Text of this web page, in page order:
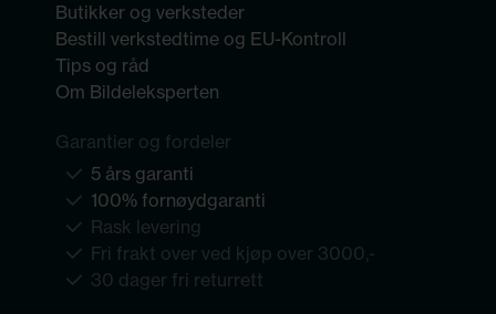
Butikker og verksteder
Bestill verkstedtime og EU-Kontroll
Tips og råd
Om Bildeleksperten
Garantier og fordeler
5 års garanti
100% fornøydgaranti
Rask levering
Fri frakt over ved kjøp over 3000,-
30 dager fri returrett